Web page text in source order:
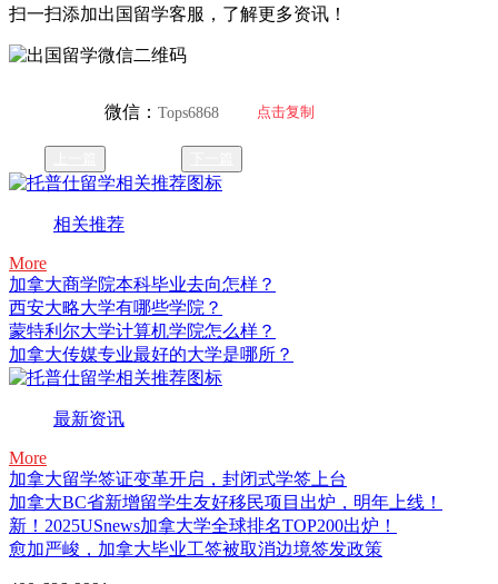
扫一扫添加出国留学客服，了解更多资讯！
微信：Tops6868 点击复制
相关推荐
More
加拿大商学院本科毕业去向怎样？
西安大略大学有哪些学院？
蒙特利尔大学计算机学院怎么样？
加拿大传媒专业最好的大学是哪所？
最新资讯
More
加拿大留学签证变革开启，封闭式学签上台
加拿大BC省新增留学生友好移民项目出炉，明年上线！
新！2025USnews加拿大学全球排名TOP200出炉！
愈加严峻，加拿大毕业工签被取消边境签发政策